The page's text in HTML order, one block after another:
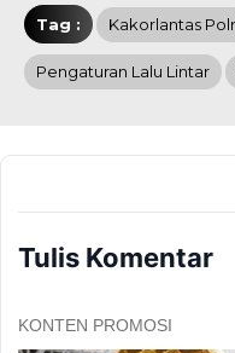
Tag : Kakorlantas
Pengaturan Lalu Lintar
Tulis Komentar